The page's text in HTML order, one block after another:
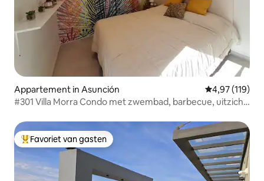
Appartement in Asunción Gemiddelde
4,97 (119)
#301 Villa Morra Condo met zwembad, barbecue, uitzicht
Topfavoriet van gasten
Favoriet van gasten